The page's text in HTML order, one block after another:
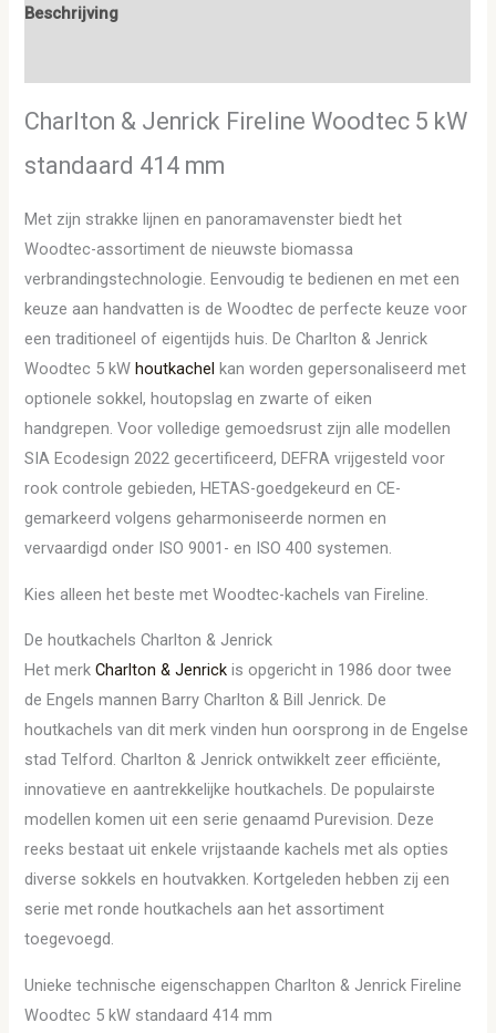
Beschrijving
Charlton & Jenrick Fireline Woodtec 5 kW
standaard 414 mm
Met zijn strakke lijnen en panoramavenster biedt het
Woodtec-assortiment de nieuwste biomassa
verbrandingstechnologie. Eenvoudig te bedienen en met een
keuze aan handvatten is de Woodtec de perfecte keuze voor
een traditioneel of eigentijds huis. De Charlton & Jenrick
Woodtec 5 kWhoutkachel kan worden gepersonaliseerd met
optionele sokkel, houtopslag en zwarte of eiken
handgrepen. Voor volledige gemoedsrust zijn alle modellen
SIA Ecodesign 2022 gecertificeerd, DEFRA vrijgesteld voor
rook controle gebieden, HETAS-goedgekeurd en CE-
gemarkeerd volgens geharmoniseerde normen en
vervaardigd onder ISO 9001- en ISO 400 systemen.
Kies alleen het beste met Woodtec-kachels van Fireline.
De houtkachels Charlton & Jenrick
Het merk Charlton & Jenrick is opgericht in 1986 door twee
de Engels mannen Barry Charlton & Bill Jenrick. De
houtkachels van dit merk vinden hun oorsprong in de Engelse
stad Telford. Charlton & Jenrick ontwikkelt zeer efficiënte,
innovatieve en aantrekkelijke houtkachels. De populairste
modellen komen uit een serie genaamd Purevision. Deze
reeks bestaat uit enkele vrijstaande kachels met als opties
diverse sokkels en houtvakken. Kortgeleden hebben zij een
serie met ronde houtkachels aan het assortiment
toegevoegd.
Unieke technische eigenschappen Charlton & Jenrick Fireline
Woodtec 5 kW standaard 414 mm